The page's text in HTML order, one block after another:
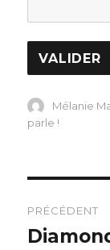
Auteur
Mélanie
parle !
de
PRÉCÉDENT
Article